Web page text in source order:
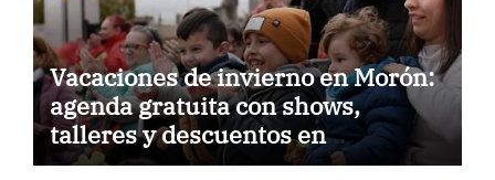
Vacaciones de invierno en Morón:
agenda gratuita con shows,
talleres y descuentos en
gastronomía